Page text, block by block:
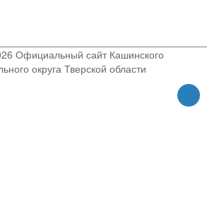
Официальный сайт Кашинского
округа Тверской области